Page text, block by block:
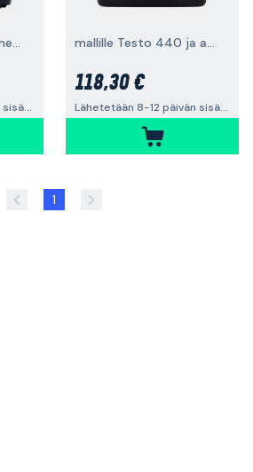
pienikokoisille instrumenteille
Lähetetään 8-12 päivän sisällä
mallille Testo 440 ja anturi
118,30 €
Lähetetään 8-12 päivän sisällä
1